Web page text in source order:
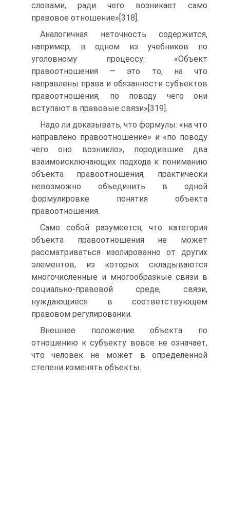
словами, ради чего возникает само
правовое отношение»[318].
Аналогичная неточность содержится,
например, в одном из учебников по
уголовному процессу: «Объект
правоотношения — это то, на что
направлены права и обязанности субъектов
правоотношения, по поводу чего они
вступают в правовые связи»[319].
Надо ли доказывать, что формулы: «на что
направлено правоотношение» и «по поводу
чего оно возникло», породившие два
взаимоисключающих подхода к пониманию
объекта правоотношения, практически
невозможно объединить в одной
формулировке понятия объекта
правоотношения.
Само собой разумеется, что категория
объекта правоотношения не может
рассматриваться изолированно от других
элементов, из которых складываются
многочисленные и многообразные связи в
социально-правовой среде, связи,
нуждающиеся в соответствующем
правовом регулировании.
Внешнее положение объекта по
отношению к субъекту вовсе не означает,
что человек не может в определенной
степени изменять объекты.